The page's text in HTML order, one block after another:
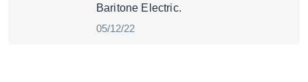
Baritone Electric.
05/12/22